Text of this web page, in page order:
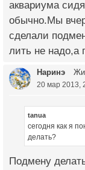
аквариума
обычно.Мы
сделали
лить не надо,а
Наринэ
20 мар 2013,
tanua
сегодня как я
делать?
Подмену